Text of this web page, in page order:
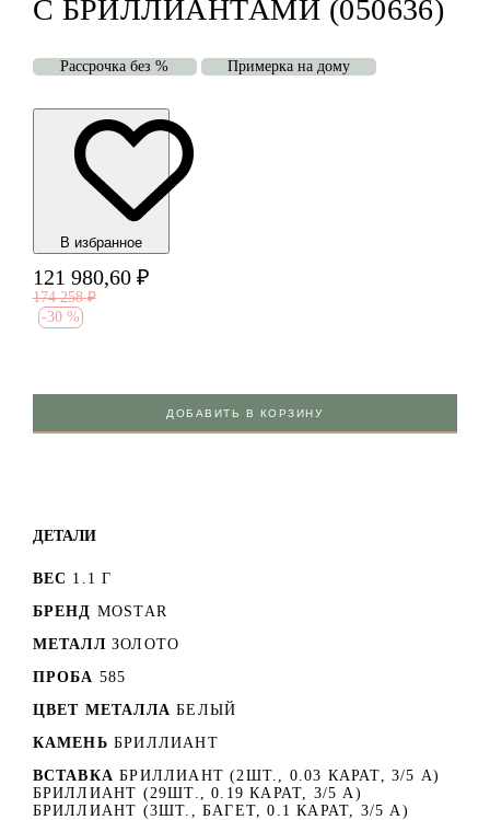
С БРИЛЛИАНТАМИ (050636)
Рассрочка без % Примерка на дому
В избранноe
121 980,60 ₽
174 258 ₽
-30 %
ДОБАВИТЬ В КОРЗИНУ
ДЕТАЛИ
ВЕС 1.1 Г
БРЕНД MOSTAR
МЕТАЛЛ ЗОЛОТО
ПРОБА 585
ЦВЕТ МЕТАЛЛА БЕЛЫЙ
КАМЕНЬ БРИЛЛИАНТ
ВСТАВКА БРИЛЛИАНТ (2ШТ., 0.03 КАРАТ, 3/5 А)
БРИЛЛИАНТ (29ШТ., 0.19 КАРАТ, 3/5 А)
БРИЛЛИАНТ (3ШТ., БАГЕТ, 0.1 КАРАТ, 3/5 А)